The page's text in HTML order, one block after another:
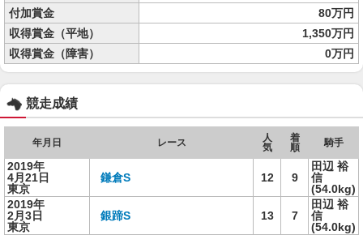
付加賞金
80万円
収得賞金（平地）
1,350万円
収得賞金（障害）
0万円
競走成績
年月日 レース
人
気
着
順
騎手
2019年
4月21日
東京
鎌倉S 12 9
田辺 裕
信
(54.0kg)
2019年
2月3日
東京
銀蹄S 13 7
田辺 裕
信
(54.0kg)